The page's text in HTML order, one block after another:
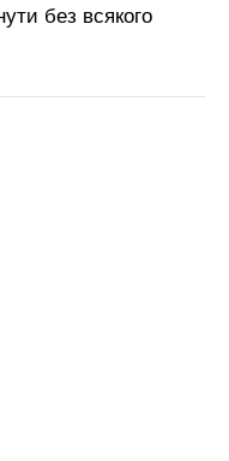
без всякого